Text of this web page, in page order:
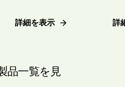
詳細を表示 詳
品一覧を見